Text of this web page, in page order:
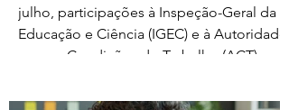
julho, participações à Inspeção-Geral da
Educação e Ciência (IGEC) e à Autoridade
para as Condições do Trabalho (ACT),
da Educação, Ciência e Inovação quanto